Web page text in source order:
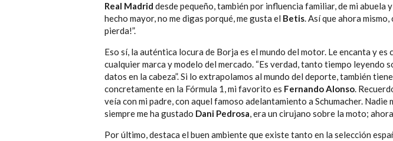
Real Madrid desde pequeño, también por influencia familiar, de mi abuela
hecho mayor, no me digas porqué, me gusta el Betis. Así que ahora
pierda!”.
Eso sí, la auténtica locura de Borja es el mundo del motor. Le encanta y
cualquier marca y modelo del mercado. “Es verdad, tanto tiempo leyendo
datos en la cabeza”. Si lo extrapolamos al mundo del deporte, también
concretamente en la Fórmula 1, mi favorito es Fernando Alonso.
veía con mi padre, con aquel famoso adelantamiento a Schumacher. Nadie
siempre me ha gustado Dani Pedrosa, era un cirujano sobre la moto;
Por último, destaca el buen ambiente que existe tanto en la selección